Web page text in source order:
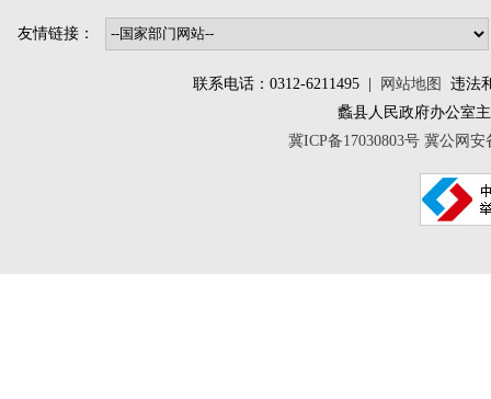
友情链接：
联系电话：0312-6211495 | 网站地图
违法
蠡县人民政府办公
冀ICP备17030803号 冀公网安